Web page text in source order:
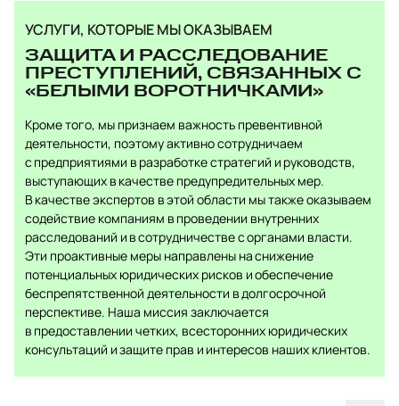
УСЛУГИ, КОТОРЫЕ МЫ ОКАЗЫВАЕМ
ЗАЩИТА И РАССЛЕДОВАНИЕ
ПРЕСТУПЛЕНИЙ, СВЯЗАННЫХ С
«БЕЛЫМИ ВОРОТНИЧКАМИ»
Кроме того, мы признаем важность превентивной
деятельности, поэтому активно сотрудничаем
с предприятиями в разработке стратегий и руководств,
выступающих в качестве предупредительных мер.
В качестве экспертов в этой области мы также оказываем
содействие компаниям в проведении внутренних
расследований и в сотрудничестве с органами власти.
Эти проактивные меры направлены на снижение
потенциальных юридических рисков и обеспечение
беспрепятственной деятельности в долгосрочной
перспективе. Наша миссия заключается
в предоставлении четких, всесторонних юридических
консультаций и защите прав и интересов наших клиентов.